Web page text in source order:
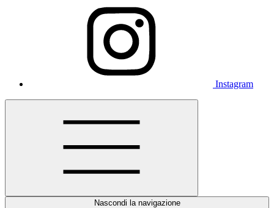
Instagram
Nascondi la navigazione